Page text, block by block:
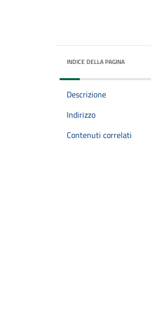
INDICE DELLA PAGINA
Descrizione
Indirizzo
Contenuti correlati